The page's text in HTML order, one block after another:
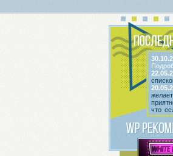
что
ихв
срок